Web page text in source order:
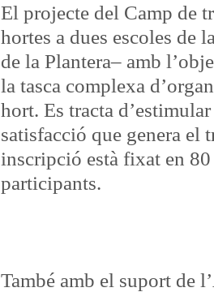
El projecte del Camp de
hortes a dues escoles de
de la Plantera– amb
la tasca complexa
hort. Es tracta
satisfacció que genera el
inscripció està fixat en
participants.
També amb el suport de